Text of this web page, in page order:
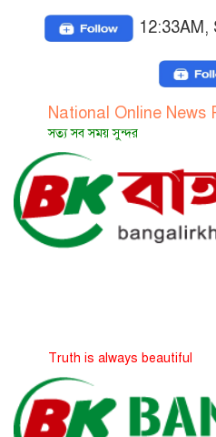
12:33AM,
Online News Portal
সব সময় সুন্দর
is always beautiful